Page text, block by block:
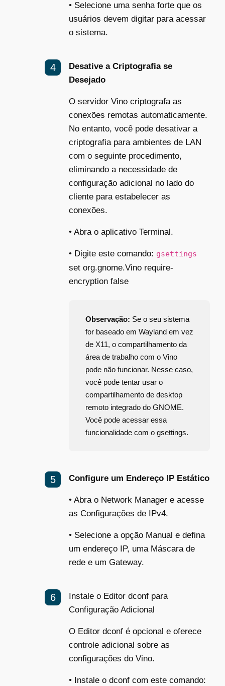
• Selecione uma senha forte que os
usuários devem digitar para acessar
o sistema.
Desative a Criptografia se
Desejado
O servidor Vino criptografa as
conexões remotas automaticamente.
No entanto, você pode desativar a
criptografia para ambientes de LAN
com o seguinte procedimento,
eliminando a necessidade de
configuração adicional no lado do
cliente para estabelecer as
conexões.
• Abra o aplicativo Terminal.
• Digite este comando: gsettings
set org.gnome.Vino require-
encryption false
Observação: Se o seu sistema
for baseado em Wayland em vez
de X11, o compartilhamento da
área de trabalho com o Vino
pode não funcionar. Nesse caso,
você pode tentar usar o
compartilhamento de desktop
remoto integrado do GNOME.
Você pode acessar essa
funcionalidade com o gsettings.
Configure um Endereço IP Estático
• Abra o Network Manager e acesse
as Configurações de IPv4.
• Selecione a opção Manual e defina
um endereço IP, uma Máscara de
rede e um Gateway.
Instale o Editor dconf para
Configuração Adicional
O Editor dconf é opcional e oferece
controle adicional sobre as
configurações do Vino.
• Instale o dconf com este comando: